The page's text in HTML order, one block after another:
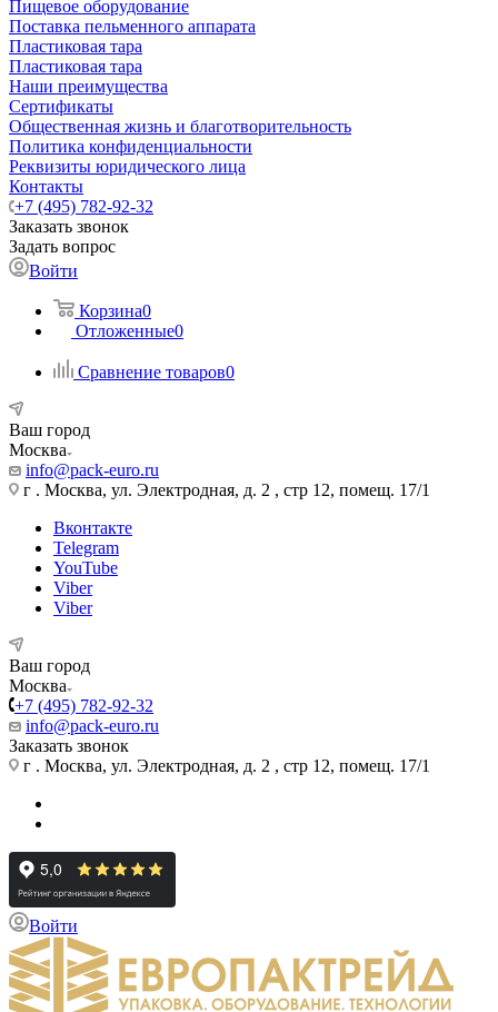
Пищевое оборудование
Поставка пельменного аппарата
Пластиковая тара
Пластиковая тара
Наши преимущества
Сертификаты
Общественная жизнь и благотворительность
Политика конфиденциальности
Реквизиты юридического лица
Контакты
+7 (495) 782-92-32
Заказать звонок
Задать вопрос
Войти
Корзина0
Отложенные0
Сравнение товаров0
Ваш город
Москва
info@pack-euro.ru
г . Москва, ул. Электродная, д. 2 , стр 12, помещ. 17/1
Вконтакте
Telegram
YouTube
Viber
Viber
Ваш город
Москва
+7 (495) 782-92-32
info@pack-euro.ru
Заказать звонок
г . Москва, ул. Электродная, д. 2 , стр 12, помещ. 17/1
Войти